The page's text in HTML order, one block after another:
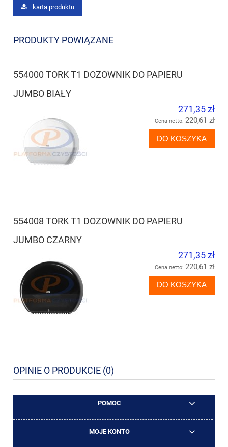
karta produktu
PRODUKTY POWIĄZANE
554000 TORK T1 DOZOWNIK DO PAPIERU
JUMBO BIAŁY
271,35 zł
Cena netto: 220,61 zł
DO KOSZYKA
554008 TORK T1 DOZOWNIK DO PAPIERU
JUMBO CZARNY
271,35 zł
Cena netto: 220,61 zł
DO KOSZYKA
OPINIE O PRODUKCIE (0)
POMOC
MOJE KONTO